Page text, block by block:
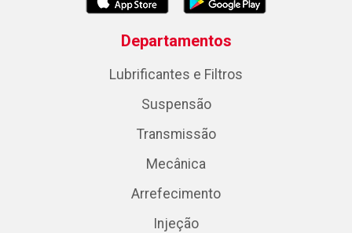
Departamentos
Lubrificantes e Filtros
Suspensão
Transmissão
Mecânica
Arrefecimento
Injeção